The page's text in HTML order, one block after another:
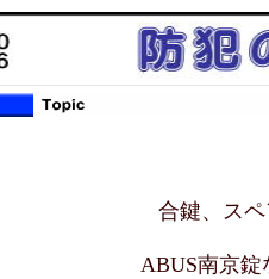
合鍵、ス
ABUS南京